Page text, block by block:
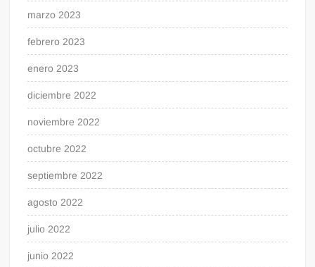
marzo 2023
febrero 2023
enero 2023
diciembre 2022
noviembre 2022
octubre 2022
septiembre 2022
agosto 2022
julio 2022
junio 2022